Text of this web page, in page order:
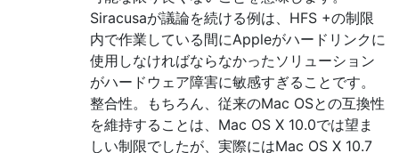
Siracusaが議論を続ける例は、HFS +の制限
内で作業している間にAppleがハードリンクに
使用しなければならなかったソリューション
がハードウェア障害に敏感すぎることです。
整合性。もちろん、従来のMac OSとの互換性
を維持することは、Mac OS X 10.0では望ま
しい制限でしたが、実際にはMac OS X 10.7